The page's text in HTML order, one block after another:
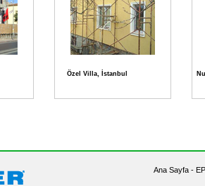
Özel Villa, İstanbul
Ana Sayfa -